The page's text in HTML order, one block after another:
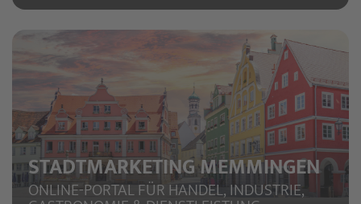
STADTMARKETING MEMMINGEN
ONLINE-PORTAL FÜR HANDEL, INDUSTRIE,